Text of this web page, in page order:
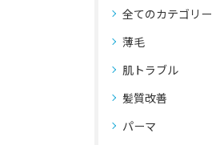
全てのカテゴリー
薄毛
肌トラブル
髪質改善
パーマ